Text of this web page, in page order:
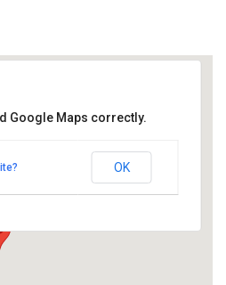
- Oulu
Google Maps correctly.
OK